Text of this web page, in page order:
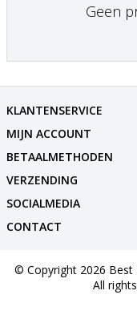
Geen
KLANTENSERVICE
MIJN ACCOUNT
BETAALMETHODEN
VERZENDING
SOCIALMEDIA
CONTACT
© Copyright 2026 Best
All